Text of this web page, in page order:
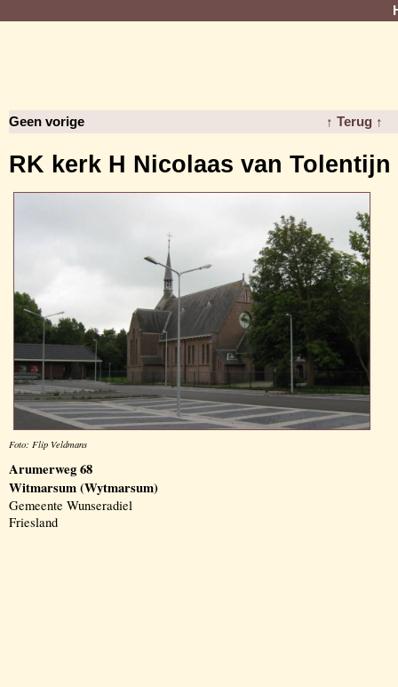
Geen vorige ↑ Terug ↑
RK kerk H Nicolaas van Tolentijn
Foto: Flip Veldmans
Arumerweg 68
Witmarsum (Wytmarsum)
Gemeente Wunseradiel
Friesland